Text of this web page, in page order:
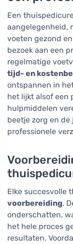
Een
aangelegenheid,
voeten gezond
bezoek aan een
regelmatige
tijd- en
ontspannen in
het lijkt alsof een
hulpmiddelen
beetje zorg en
professionele
Elke succesvolle
voorbereiding.
onderschatten,
het hele proces
resultaten.